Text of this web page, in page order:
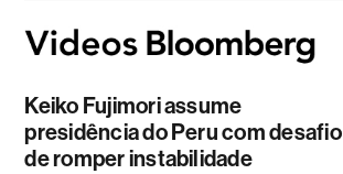
Keiko Fujimori assume
presidência do Peru com desafio
de romper instabilidade